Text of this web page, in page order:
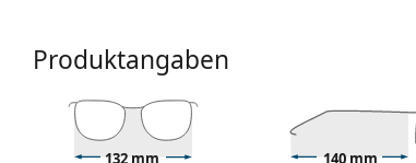
Beschädigungen oder Brüche durch
Zubehör
Wir liefern die Brille in ihrem Original-
Das mitgelieferte Tuch ist zum Reinigen
Produktangaben
132 mm 140 mm